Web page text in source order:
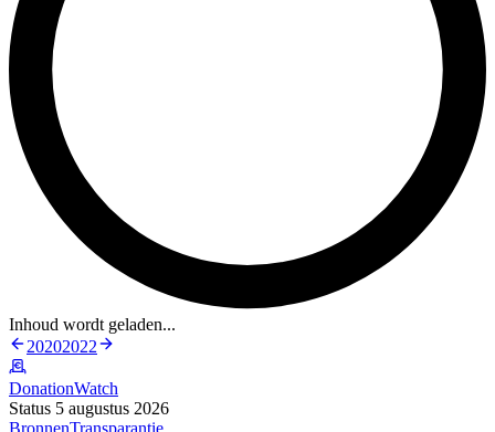
Inhoud wordt geladen...
20202022
DonationWatch
Status 5 augustus 2026
BronnenTransparantie